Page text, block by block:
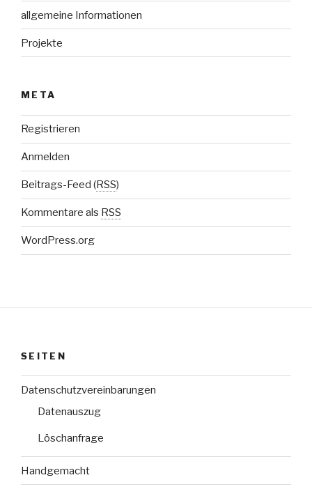
allgemeine Informationen
Projekte
META
Registrieren
Anmelden
Beitrags-Feed (RSS)
Kommentare als RSS
WordPress.org
SEITEN
Datenschutzvereinbarungen
Datenauszug
Löschanfrage
Handgemacht